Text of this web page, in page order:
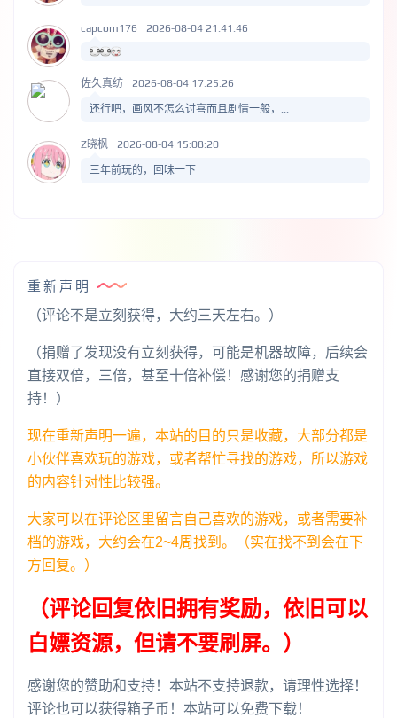
capcom176 2026-08-04 21:41:46
佐久真纺 2026-08-04 17:25:26
还行吧，画风不怎么讨喜而且剧情一般，...
Z晓枫 2026-08-04 15:08:20
三年前玩的，回味一下
重新声明
（评论不是立刻获得，大约三天左右。）
（捐赠了发现没有立刻获得，可能是机器故障，后续会
直接双倍，三倍，甚至十倍补偿！感谢您的捐赠支
持！）
现在重新声明一遍，本站的目的只是收藏，大部分都是
小伙伴喜欢玩的游戏，或者帮忙寻找的游戏，所以游戏
的内容针对性比较强。
大家可以在评论区里留言自己喜欢的游戏，或者需要补
档的游戏，大约会在2~4周找到。（实在找不到会在下
方回复。）
（评论回复依旧拥有奖励，依旧可以
白嫖资源，但请不要刷屏。）
感谢您的赞助和支持！本站不支持退款，请理性选择！
评论也可以获得箱子币！本站可以免费下载！